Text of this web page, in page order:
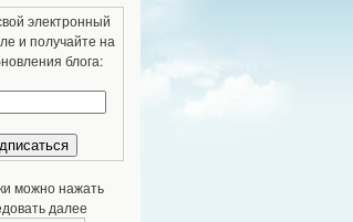
электронный
и получайте на
блога:
можно нажать
далее